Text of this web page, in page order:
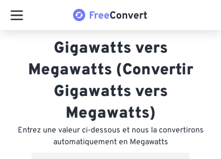
Gigawatts vers
Megawatts (Convertir
Gigawatts vers
Megawatts)
Entrez une valeur ci-dessous et nous la convertirons
automatiquement en Megawatts